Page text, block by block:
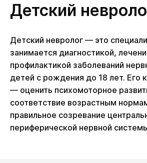
Детский
Детский невролог — это
занимается диагностикой,
профилактикой заболеваний
детей с рождения до 18 лет. Его
— оценить психомоторное
соответствие возрастным
правильное созревание
периферической нервной